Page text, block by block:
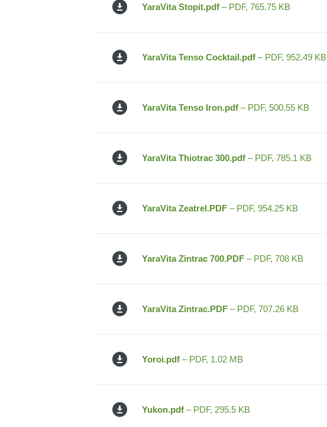
YaraVita Stopit.pdf – PDF, 765.75 KB
YaraVita Tenso Cocktail.pdf – PDF, 952.49 KB
YaraVita Tenso Iron.pdf – PDF, 500.55 KB
YaraVita Thiotrac 300.pdf – PDF, 785.1 KB
YaraVita Zeatrel.PDF – PDF, 954.25 KB
YaraVita Zintrac 700.PDF – PDF, 708 KB
YaraVita Zintrac.PDF – PDF, 707.26 KB
Yoroi.pdf – PDF, 1.02 MB
Yukon.pdf – PDF, 295.5 KB